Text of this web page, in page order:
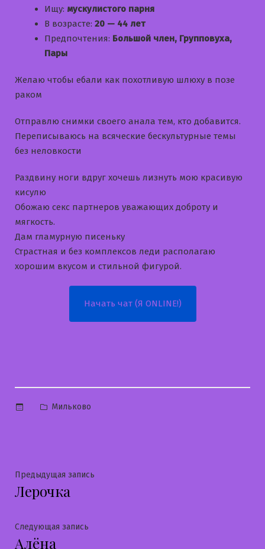
Ищу: мускулистого парня
В возрасте: 20 — 44 лет
Предпочтения: Большой член, Групповуха,
Пары
Желаю чтобы ебали как похотливую шлюху в позе
раком
Отправлю снимки своего анала тем, кто добавится.
Переписываюсь на всяческие бескультурные темы
без неловкости
Раздвину ноги вдруг хочешь лизнуть мою красивую
кисулю
Обожаю секс партнеров уважающих доброту и
мягкость.
Дам гламурную писеньку
Страстная и без комплексов леди располагаю
хорошим вкусом и стильной фигурой.
Начать чат (Я ONLINE!)
Опубликовано
Мильково
Навигация
по
записям
Предыдущая запись
Лерочка
Следующая запись
Алёна